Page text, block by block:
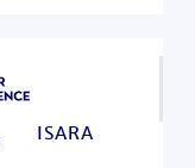
ISARA